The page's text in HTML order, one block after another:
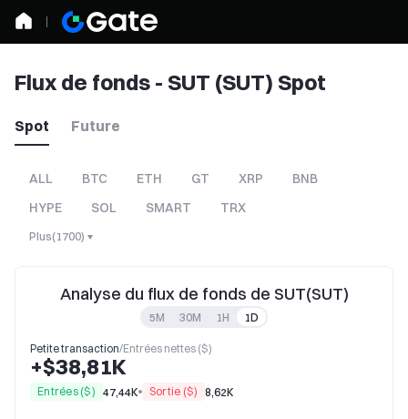
Flux de fonds - SUT (SUT) Spot
Spot Future
ALL BTC ETH GT XRP
BNB
HYPE
SOL SMART TRX
Plus(1700)
Analyse du flux de fonds de SUT(SUT)
5M 30M 1H 1D
Petite transaction/Entrées nettes ($)
+$38,81K
Entrées ($) 47,44K Sortie ($) 8,62K